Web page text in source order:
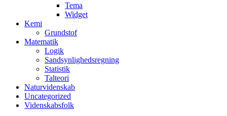
Tema
Widget
Kemi
Grundstof
Matematik
Logik
Sandsynlighedsregning
Statistik
Talteori
Naturvidenskab
Uncategorized
Videnskabsfolk